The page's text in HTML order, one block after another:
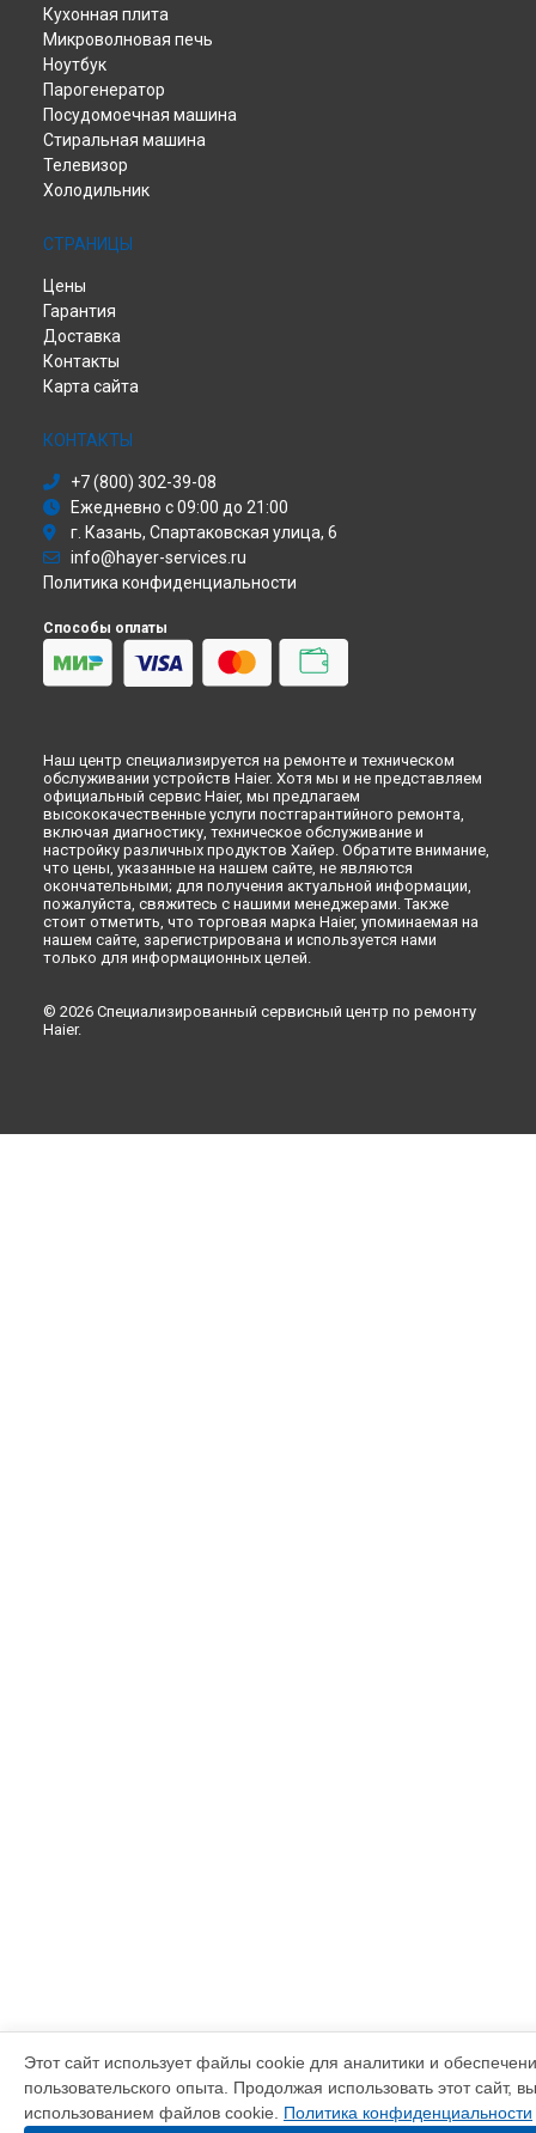
Кухонная плита
Микроволновая печь
Ноутбук
Парогенератор
Посудомоечная машина
Стиральная машина
Телевизор
Холодильник
СТРАНИЦЫ
Цены
Гарантия
Доставка
Контакты
Карта сайта
КОНТАКТЫ
+7 (800) 302-39-08
Ежедневно с 09:00 до 21:00
г. Казань, Спартаковская улица, 6
info@hayer-services.ru
Политика конфиденциальности
Способы оплаты
Наш центр специализируется на ремонте и техническом
обслуживании устройств Haier. Хотя мы и не представляем
официальный сервис Haier, мы предлагаем
высококачественные услуги постгарантийного ремонта,
включая диагностику, техническое обслуживание и
настройку различных продуктов Хайер. Обратите внимание,
что цены, указанные на нашем сайте, не являются
окончательными; для получения актуальной информации,
пожалуйста, свяжитесь с нашими менеджерами. Также
стоит отметить, что торговая марка Haier, упоминаемая на
нашем сайте, зарегистрирована и используется нами
только для информационных целей.
© 2026 Специализированный сервисный центр по ремонту
Haier.
Этот сайт использует файлы cookie для аналитики и
пользовательского опыта. Продолжая использовать этот сайт,
использованием файлов cookie. Политика конфиденциальности